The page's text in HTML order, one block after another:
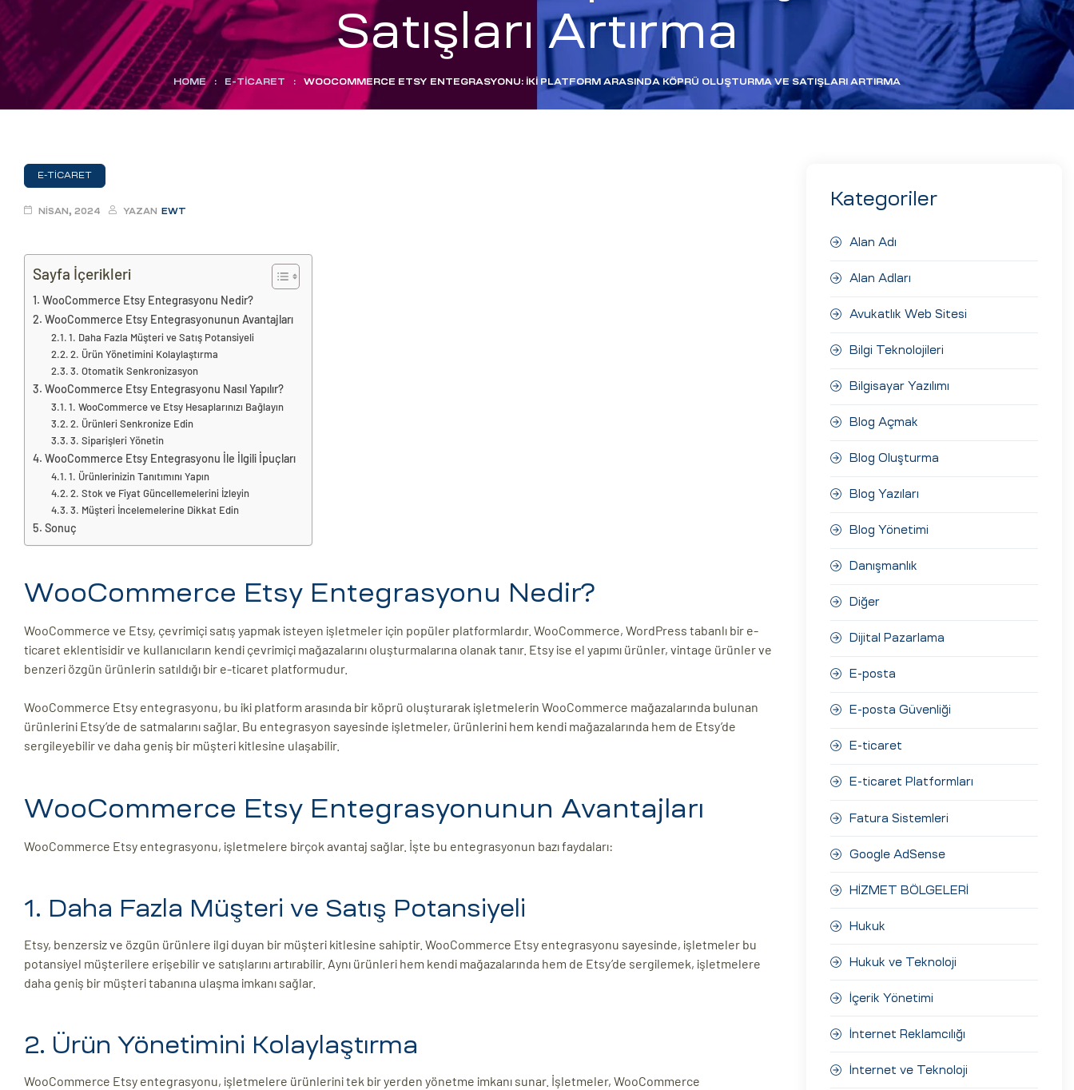
Aday
Satışları Artırma
HOME : E-TICARET : WOOCOMMERCE ETSY ENTEGRASYONU: İKI PLATFORM ARASINDA KÖPRÜ OLUŞTURMA VE SATIŞLARI ARTIRMA
E-TICARET
NISAN, 2024 YAZAN EWT
Sayfa İçerikleri
WooCommerce Etsy Entegrasyonu Nedir?
WooCommerce Etsy Entegrasyonunun Avantajları
1. Daha Fazla Müşteri ve Satış Potansiyeli
2. Ürün Yönetimini Kolaylaştırma
3. Otomatik Senkronizasyon
WooCommerce Etsy Entegrasyonu Nasıl Yapılır?
1. WooCommerce ve Etsy Hesaplarınızı Bağlayın
2. Ürünleri Senkronize Edin
3. Siparişleri Yönetin
WooCommerce Etsy Entegrasyonu İle İlgili İpuçları
1. Ürünlerinizin Tanıtımını Yapın
2. Stok ve Fiyat Güncellemelerini İzleyin
3. Müşteri İncelemelerine Dikkat Edin
Sonuç
WooCommerce Etsy Entegrasyonu Nedir?
WooCommerce ve Etsy, çevrimiçi satış yapmak isteyen işletmeler için popüler platformlardır. WooCommerce, WordPress tabanlı bir e-
ticaret eklentisidir ve kullanıcıların kendi çevrimiçi mağazalarını oluşturmalarına olanak tanır. Etsy ise el yapımı ürünler, vintage ürünler ve
benzeri özgün ürünlerin satıldığı bir e-ticaret platformudur.
WooCommerce Etsy entegrasyonu, bu iki platform arasında bir köprü oluşturarak işletmelerin WooCommerce mağazalarında bulunan
ürünlerini Etsy’de de satmalarını sağlar. Bu entegrasyon sayesinde işletmeler, ürünlerini hem kendi mağazalarında hem de Etsy’de
sergileyebilir ve daha geniş bir müşteri kitlesine ulaşabilir.
WooCommerce Etsy Entegrasyonunun Avantajları
WooCommerce Etsy entegrasyonu, işletmelere birçok avantaj sağlar. İşte bu entegrasyonun bazı faydaları:
1. Daha Fazla Müşteri ve Satış Potansiyeli
Etsy, benzersiz ve özgün ürünlere ilgi duyan bir müşteri kitlesine sahiptir. WooCommerce Etsy entegrasyonu sayesinde, işletmeler bu
potansiyel müşterilere erişebilir ve satışlarını artırabilir. Aynı ürünleri hem kendi mağazalarında hem de Etsy’de sergilemek, işletmelere
daha geniş bir müşteri tabanına ulaşma imkanı sağlar.
2. Ürün Yönetimini Kolaylaştırma
WooCommerce Etsy entegrasyonu, işletmelere ürünlerini tek bir yerden yönetme imkanı sunar. İşletmeler, WooCommerce
Kategoriler
Alan Adı
Alan Adları
Avukatlık Web Sitesi
Bilgi Teknolojileri
Bilgisayar Yazılımı
Blog Açmak
Blog Oluşturma
Blog Yazıları
Blog Yönetimi
Danışmanlık
Diğer
Dijital Pazarlama
E-posta
E-posta Güvenliği
E-ticaret
E-ticaret Platformları
Fatura Sistemleri
Google AdSense
HİZMET BÖLGELERİ
Hukuk
Hukuk ve Teknoloji
İçerik Yönetimi
İnternet Reklamcılığı
İnternet ve Teknoloji